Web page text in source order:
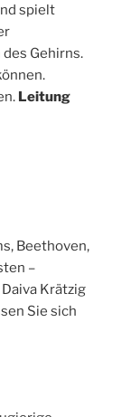
spielt
Gehirns.
Leitung
Beethoven,
–
Krätzig
Sie sich